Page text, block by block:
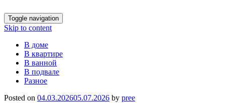
Toggle navigation
Skip to content
В доме
В квартире
В ванной
В подвале
Разное
Posted on 04.03.202605.07.2026 by pree